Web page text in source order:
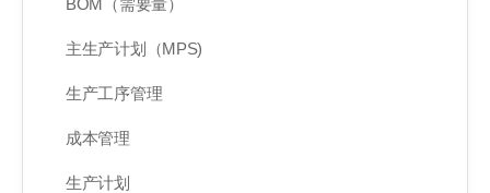
BOM（需要量）
主生产计划（MPS)
生产工序管理
成本管理
生产计划